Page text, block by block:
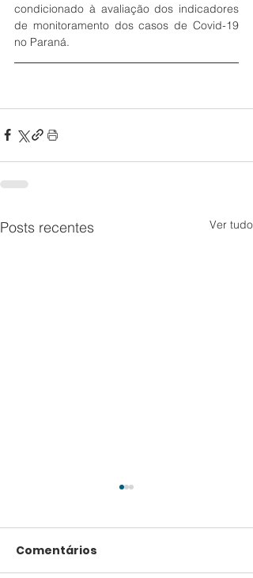
condicionado à avaliação dos indicadores
de monitoramento dos casos de Covid-19
no Paraná.
Posts recentes Ver tudo
Comentários